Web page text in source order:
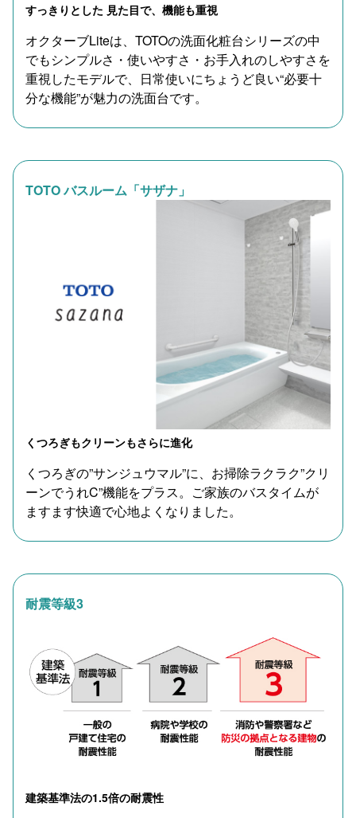
すっきりとした 見た目で、機能も重視
オクターブLiteは、TOTOの洗面化粧台シリーズの中
でもシンプルさ・使いやすさ・お手入れのしやすさを
重視したモデルで、日常使いにちょうど良い“必要十
分な機能”が魅力の洗面台です。
TOTO バスルーム「サザナ」
くつろぎもクリーンもさらに進化
くつろぎの”サンジュウマル”に、お掃除ラクラク”クリ
ーンでうれC”機能をプラス。ご家族のバスタイムが
ますます快適で心地よくなりました。
耐震等級3
建築基準法の1.5倍の耐震性